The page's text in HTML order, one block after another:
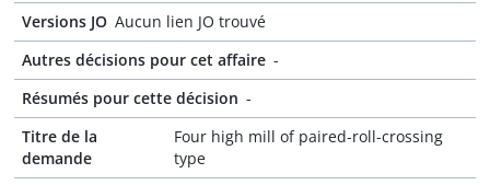
Versions JO Aucun lien JO trouvé
Autres décisions pour cet affaire -
Résumés pour cette décision -
Titre de la
demande
Four high mill of paired-roll-crossing
type